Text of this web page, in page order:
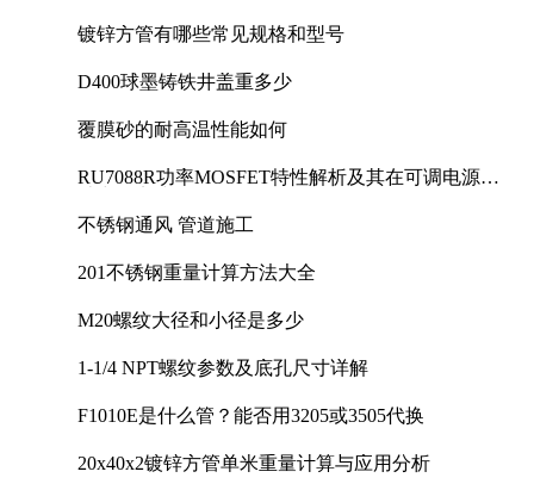
镀锌方管有哪些常见规格和型号
D400球墨铸铁井盖重多少
覆膜砂的耐高温性能如何
RU7088R功率MOSFET特性解析及其在可调电源设
不锈钢通风 管道施工
201不锈钢重量计算方法大全
M20螺纹大径和小径是多少
1-1/4 NPT螺纹参数及底孔尺寸详解
F1010E是什么管？能否用3205或3505代换
20x40x2镀锌方管单米重量计算与应用分析